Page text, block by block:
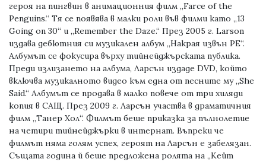
героя на пингвин в анимационния филм „Farce of the
Penguins.“ Тя се появява в малки роли във филми като „13
Going on 30“ и „Remember the Daze.“ През 2005 г. Larson
издава дебютния си музикален албум „Накрая извън PE“.
Албумът се фокусира върху тийнейджърската публика.
Преди излизането на албума, Ларсън издаде DVD, който
включва музикалното видео към една от песните му „She
Said.“ Албумът се продава в малко повече от три хиляди
копия в САЩ. През 2009 г. Ларсън участва в драматичния
филм „Танер Хол“. Филмът беше приказка за пълнолетие
на четири тийнейджърки в интернат. Въпреки че
филмът няма голям успех, героят на Ларсън е забелязан.
Същата година й беше предложена ролята на „Кейт